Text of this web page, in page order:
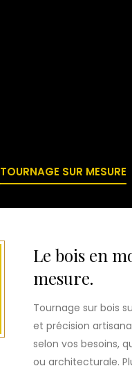
TOURNAGE SUR MESURE
Le bois en
mesure.
Tournage sur bois
et précision
selon vos besoins,
ou architecturale.